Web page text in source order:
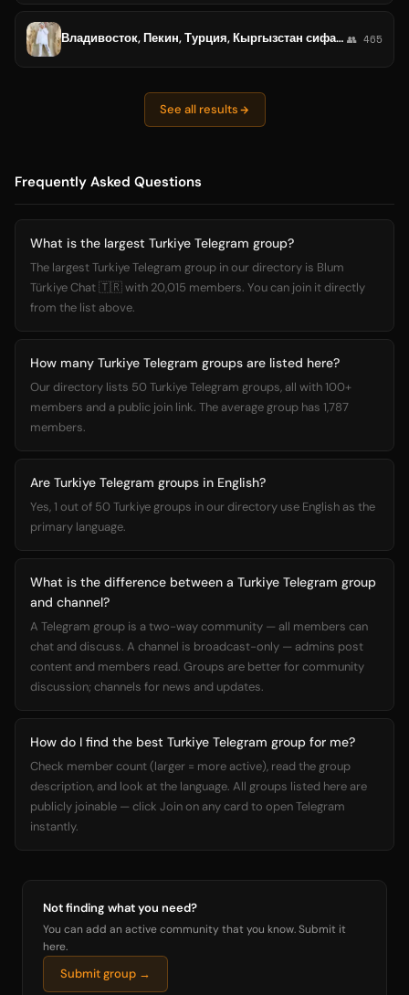
Владивосток, Пекин, Турция, Кыргызстан сифатли ва хамëнбоб кийимлар 👥 465
See all results
Frequently Asked Questions
What is the largest Turkiye Telegram group?
The largest Turkiye Telegram group in our directory is Blum
Türkiye Chat 🇹🇷 with 20,015 members. You can join it directly
from the list above.
How many Turkiye Telegram groups are listed here?
Our directory lists 50 Turkiye Telegram groups, all with 100+
members and a public join link. The average group has 1,787
members.
Are Turkiye Telegram groups in English?
Yes, 1 out of 50 Turkiye groups in our directory use English as the
primary language.
What is the difference between a Turkiye Telegram group
and channel?
A Telegram group is a two-way community — all members can
chat and discuss. A channel is broadcast-only — admins post
content and members read. Groups are better for community
discussion; channels for news and updates.
How do I find the best Turkiye Telegram group for me?
Check member count (larger = more active), read the group
description, and look at the language. All groups listed here are
publicly joinable — click Join on any card to open Telegram
instantly.
Not finding what you need?
You can add an active community that you know. Submit it
here.
Submit group →